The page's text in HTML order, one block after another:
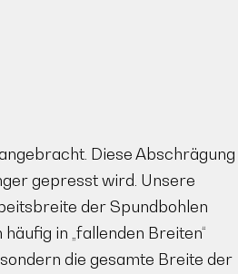
Diese Abschrägung
gepresst wird. Unsere
der Spundbohlen
in „fallenden Breiten“
die gesamte Breite der